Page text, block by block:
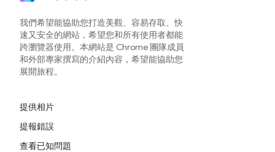
我們希望能協助您打造美觀、容易存取、快
速又安全的網站，希望您和所有使用者都能
跨瀏覽器使用。本網站是 Chrome 團隊成員
和外部專家撰寫的介紹內容，希望能協助您
展開旅程。
提供相片
提報錯誤
查看已知問題